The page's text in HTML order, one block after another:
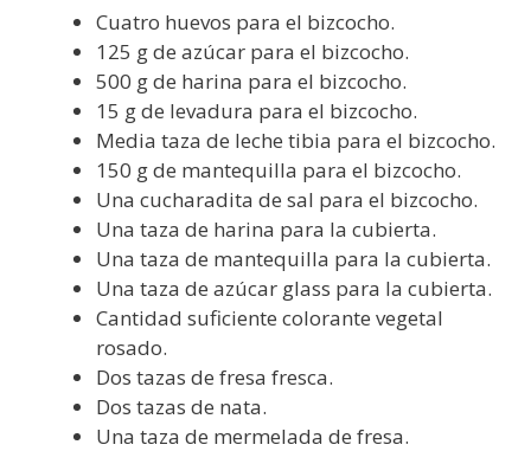
Cuatro huevos para el bizcocho.
125 g de azúcar para el bizcocho.
500 g de harina para el bizcocho.
15 g de levadura para el bizcocho.
Media taza de leche tibia para el bizcocho.
150 g de mantequilla para el bizcocho.
Una cucharadita de sal para el bizcocho.
Una taza de harina para la cubierta.
Una taza de mantequilla para la cubierta.
Una taza de azúcar glass para la cubierta.
Cantidad suficiente colorante vegetal
rosado.
Dos tazas de fresa fresca.
Dos tazas de nata.
Una taza de mermelada de fresa.